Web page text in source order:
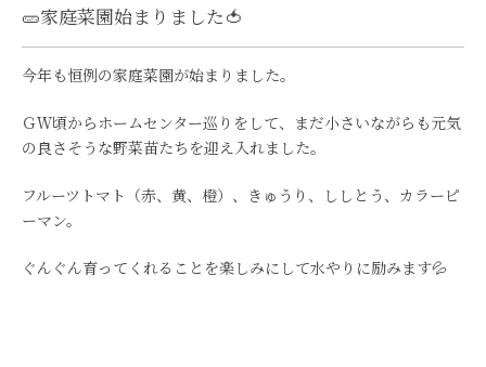
ご予約はこちら
Reservation
🥒家庭菜園始まりました🍅
今年も恒例の家庭菜園が始まりました。
ＧＷ頃からホームセンター巡りをして、まだ小さいながらも元気
の良さそうな野菜苗たちを迎え入れました。
フルーツトマト（赤、黄、橙）、きゅうり、ししとう、カラーピ
ーマン。
ぐんぐん育ってくれることを楽しみにして水やりに励みます💦